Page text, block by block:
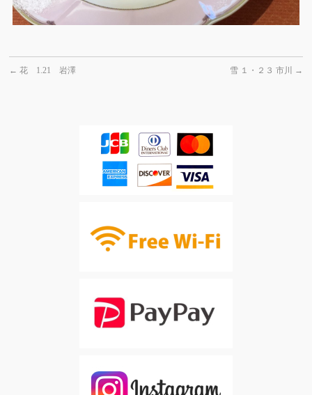
← 花 1.21 岩澤 雪 １・２３ 市川 →